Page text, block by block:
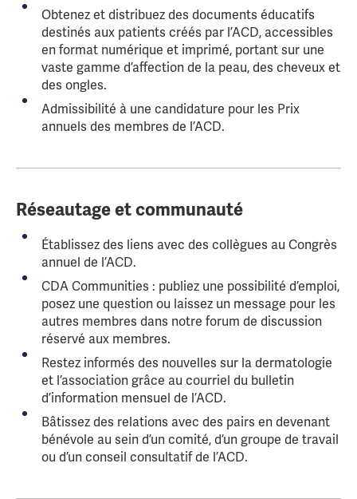
Obtenez et distribuez des documents éducatifs
destinés aux patients créés par l’ACD, accessibles
en format numérique et imprimé, portant sur une
vaste gamme d’affection de la peau, des cheveux et
des ongles.
Admissibilité à une candidature pour les Prix
annuels des membres de l’ACD.
Réseautage et communauté
Établissez des liens avec des collègues au Congrès
annuel de l’ACD.
CDA Communities : publiez une possibilité d’emploi,
posez une question ou laissez un message pour les
autres membres dans notre forum de discussion
réservé aux membres.
Restez informés des nouvelles sur la dermatologie
et l’association grâce au courriel du bulletin
d’information mensuel de l’ACD.
Bâtissez des relations avec des pairs en devenant
bénévole au sein d’un comité, d’un groupe de travail
ou d’un conseil consultatif de l’ACD.